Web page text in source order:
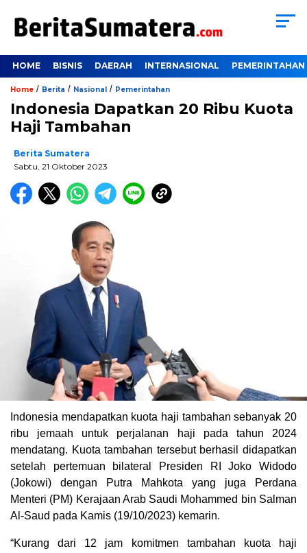
HOME BISNIS DAERAH INTERNASIONAL PEMERINTAHAN
Home / Berita / Nasional / Pemerintahan
Indonesia Dapatkan 20 Ribu Kuota
Haji Tambahan
Berita Sumatera
Sabtu, 21 Oktober 2023
Indonesia mendapatkan kuota haji tambahan sebanyak 20
ribu jemaah untuk perjalanan haji pada tahun 2024
mendatang. Kuota tambahan tersebut berhasil didapatkan
setelah pertemuan bilateral Presiden RI Joko Widodo
(Jokowi) dengan Putra Mahkota yang juga Perdana
Menteri (PM) Kerajaan Arab Saudi Mohammed bin Salman
Al-Saud pada Kamis (19/10/2023) kemarin.
“Kurang dari 12 jam komitmen tambahan kuota haji